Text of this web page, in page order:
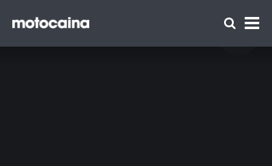
Bugatti Lifestyle – ubrania i akcesoria
inspirowane supersamochodami - zdjęcie 4